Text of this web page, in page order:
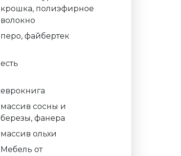
крошка, полиэфирное
волокно
перо, файбертек
есть
еврокнига
массив сосны и
березы, фанера
массив ольхи
Мебель от